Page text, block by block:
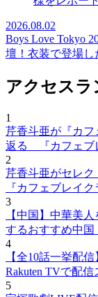
2026.08.02
Boys Love Tokyo
壇！衣装で登場し
アクセスラ
1
芹香斗亜が『カフ
返る 『カフェブ
2
芹香斗亜がセレ
『カフェブレイ
3
【中国】中華美
するおすすめ中国
4
【全10話一挙配
Rakuten TVで配信
5